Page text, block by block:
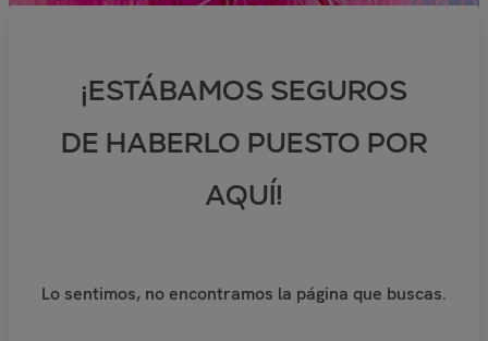
¡ESTÁBAMOS SEGUROS
DE HABERLO PUESTO POR
AQUÍ!
Lo sentimos, no encontramos la página que buscas.